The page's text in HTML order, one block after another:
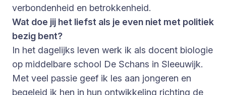
verbondenheid en betrokkenheid.
Wat doe jij het liefst als je even niet met politiek
bezig bent?
In het dagelijks leven werk ik als docent biologie
op middelbare school De Schans in Sleeuwijk.
Met veel passie geef ik les aan jongeren en
begeleid ik hen in hun ontwikkeling richting de